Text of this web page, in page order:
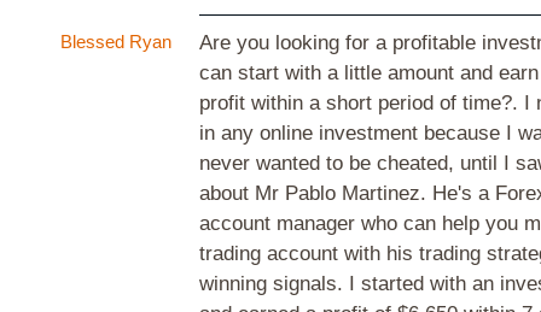
Blessed Ryan
Are you looking for a profitable
can start with a little amount and
profit within a short period of time?. I
in any online investment because I
never wanted to be cheated, until I
about Mr Pablo Martinez. He's a
account manager who can help you
trading account with his trading
winning signals. I started with an